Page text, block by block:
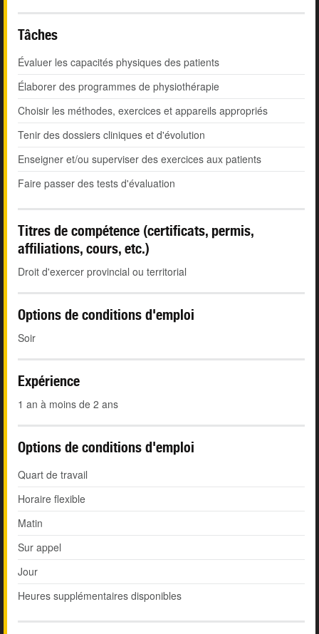
Tâches
Évaluer les capacités physiques des patients
Élaborer des programmes de physiothérapie
Choisir les méthodes, exercices et appareils appropriés
Tenir des dossiers cliniques et d'évolution
Enseigner et/ou superviser des exercices aux patients
Faire passer des tests d'évaluation
Titres de compétence (certificats, permis,
affiliations, cours, etc.)
Droit d'exercer provincial ou territorial
Options de conditions d'emploi
Soir
Expérience
1 an à moins de 2 ans
Options de conditions d'emploi
Quart de travail
Horaire flexible
Matin
Sur appel
Jour
Heures supplémentaires disponibles